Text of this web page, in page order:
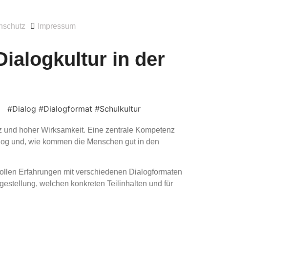
Impressum
in der
#Dialog #Dialogformat #Schulkultur
hoher Wirksamkeit. Eine zentrale Kompetenz
und, wie kommen die Menschen gut in den
Erfahrungen mit verschiedenen Dialogformaten
welchen konkreten Teilinhalten und für